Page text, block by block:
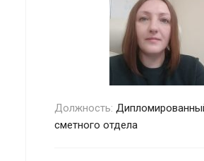
Должность:
сметного отдела